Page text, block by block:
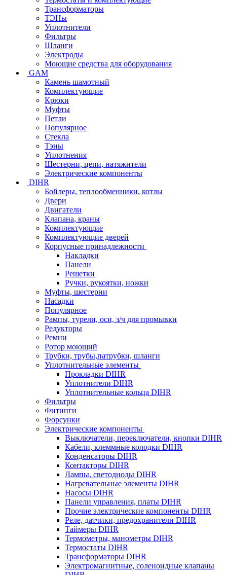
Трансформаторы
ТЭНы
Уплотнители
Фильтры
Шланги
Электроды
Моющие средства для оборудования
GAM
Камень шамотный
Комплектующие
Крюки
Муфты
Петли
Популярное
Стекла
Тэны
Уплотнения
Шестерни, цепи, натяжители
Электрические компоненты
DIHR
Бойлеры, теплообменники, котлы
Двери
Двигатели
Клапана, краны
Комплектующие
Комплектующие дверей
Корпусные принадлежности
Накладки
Панели
Решетки
Ручки, рукоятки, ножки
Муфты, шестерни
Насадки
Популярное
Рампы, турели, оси, з/ч для промывки
Редукторы
Ремни
Ротор моющий
Трубки, трубы,патрубки, шланги
Уплотнительные элементы
Прокладки DIHR
Уплотнители DIHR
Уплотнительные кольца DIHR
Фильтры
Фитинги
Форсунки
Электрические компоненты
Выключатели, переключатели, кнопки DIHR
Кабели, клеммные колодки DIHR
Конденсаторы DIHR
Контакторы DIHR
Лампы, светодиоды DIHR
Нагревательные элементы DIHR
Насосы DIHR
Панели управления, платы DIHR
Прочие электрические компоненты DIHR
Реле, датчики, предохранители DIHR
Таймеры DIHR
Термометры, манометры DIHR
Термостаты DIHR
Трансформаторы DIHR
Электромагнитные, соленоидные клапаны